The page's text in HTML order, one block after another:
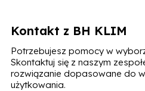
Kontakt z BH KLIM
Potrzebujesz pomocy w
Skontaktuj się z naszym
rozwiązanie dopasowane do
użytkowania.